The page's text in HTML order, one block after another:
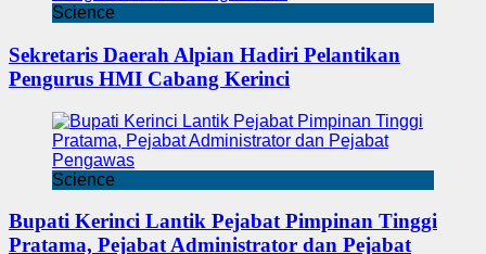
Science
Sekretaris Daerah Alpian Hadiri Pelantikan
Pengurus HMI Cabang Kerinci
Science
Bupati Kerinci Lantik Pejabat Pimpinan Tinggi
Pratama, Pejabat Administrator dan Pejabat